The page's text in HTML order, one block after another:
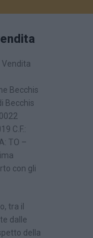
Vendita
Becchis
Becchis
C.F.:
TO –
con gli
tra il
dalle
della